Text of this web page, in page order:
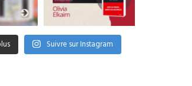
Suivre sur Instagram